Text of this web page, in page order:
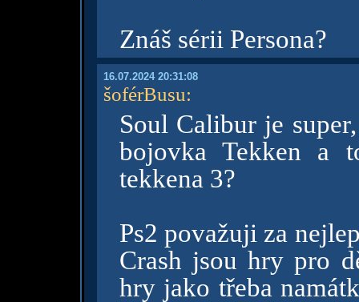
Znáš sérii Persona?
16.07.2024 20:31:08
šoférBusu:
Soul Calibur je
bojovka Tekken
tekkena 3?
Ps2 považuji za
Crash jsou hry pro
hry jako třeba